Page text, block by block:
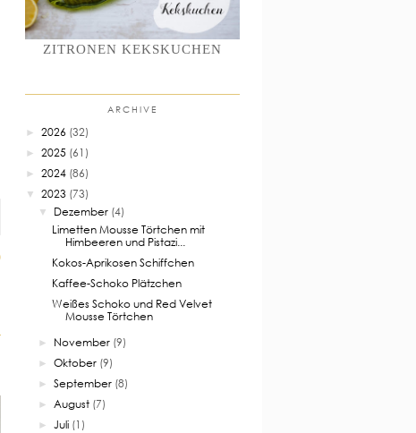
ZITRONEN KEKSKUCHEN
ARCHIVE
► 2026 (32)
► 2025 (61)
► 2024 (86)
▼ 2023 (73)
▼ Dezember (4)
Limetten Mousse Törtchen mit
Himbeeren und Pistazi...
Kokos-Aprikosen Schiffchen
Kaffee-Schoko Plätzchen
Weißes Schoko und Red Velvet
Mousse Törtchen
► November (9)
►Oktober (9)
►September (8)
►August (7)
►Juli (1)